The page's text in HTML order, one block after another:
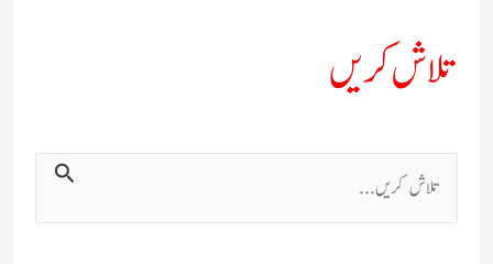
تلاش کریں
ل